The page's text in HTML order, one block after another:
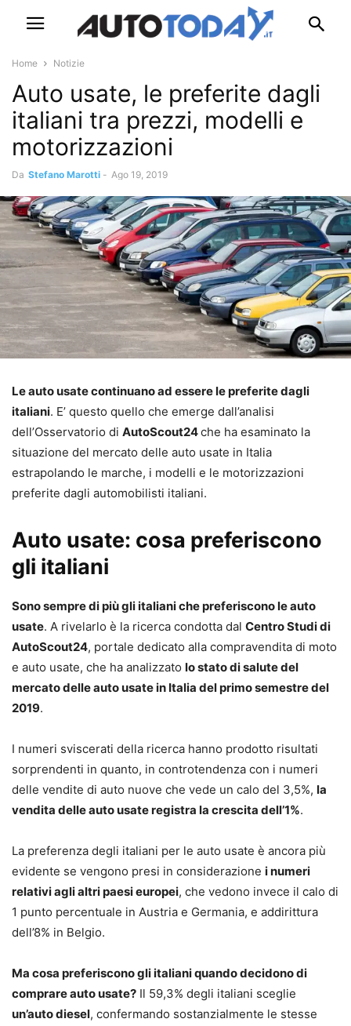
Home Notizie
Auto usate, le preferite dagli
italiani tra prezzi, modelli e
motorizzazioni
Da Stefano Marotti - Ago 19, 2019
Le auto usate continuano ad essere le preferite dagli
italiani. E’ questo quello che emerge dall’analisi
dell’Osservatorio di AutoScout24che ha esaminato la
situazione del mercato delle auto usate in Italia
estrapolando le marche, i modelli e le motorizzazioni
preferite dagli automobilisti italiani.
Auto usate: cosa preferiscono
gli italiani
Sono sempre di più gli italiani che preferiscono le auto
usate. A rivelarlo è la ricerca condotta dal Centro Studi di
AutoScout24, portale dedicato alla compravendita di moto
e auto usate, che ha analizzato lo stato di salute del
mercato delle auto usate in Italia del primo semestre del
2019.
I numeri sviscerati della ricerca hanno prodotto risultati
sorprendenti in quanto, in controtendenza con i numeri
delle vendite di auto nuove che vede un calo del 3,5%, la
vendita delle auto usate registra la crescita dell’1%.
La preferenza degli italiani per le auto usate è ancora più
evidente se vengono presi in considerazione i numeri
relativi agli altri paesi europei, che vedono invece il calo di
1 punto percentuale in Austria e Germania, e addirittura
dell’8% in Belgio.
Ma cosa preferiscono gli italiani quando decidono di
comprare auto usate? Il 59,3% degli italiani sceglie
un’auto diesel, confermando sostanzialmente le stesse